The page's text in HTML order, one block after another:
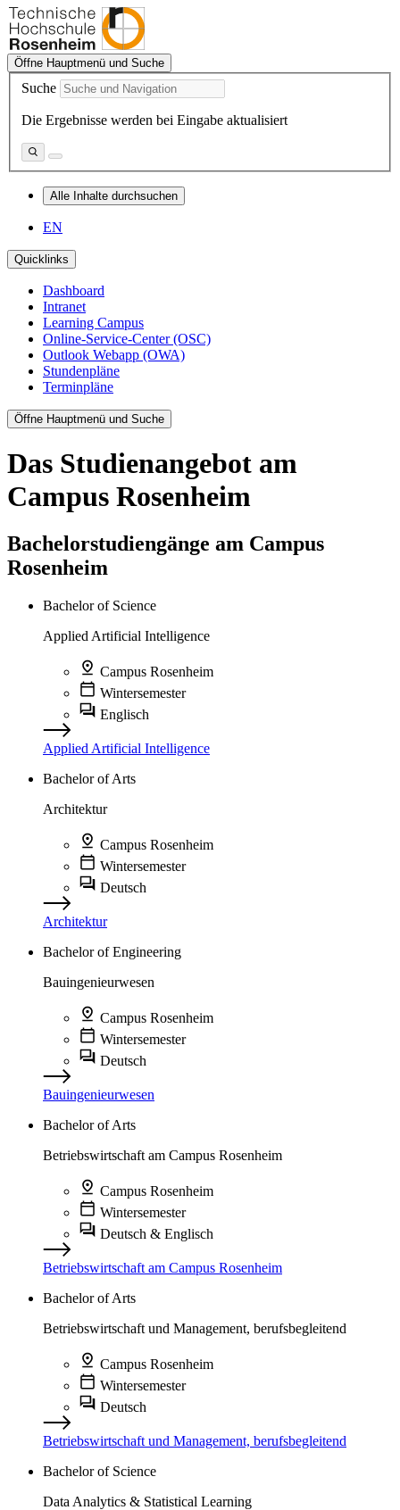
Öffne Hauptmenü und Suche
Suche
Die Ergebnisse werden bei Eingabe aktualisiert
Alle Inhalte durchsuchen
EN
Quicklinks
Dashboard
Intranet
Learning Campus
Online-Service-Center (OSC)
Outlook Webapp (OWA)
Stundenpläne
Terminpläne
Öffne Hauptmenü und Suche
Das Studienangebot am
Campus Rosenheim
Bachelorstudiengänge am Campus
Rosenheim
Bachelor of Science
Applied Artificial Intelligence
Campus Rosenheim
Wintersemester
Englisch
Applied Artificial Intelligence
Bachelor of Arts
Architektur
Campus Rosenheim
Wintersemester
Deutsch
Architektur
Bachelor of Engineering
Bauingenieurwesen
Campus Rosenheim
Wintersemester
Deutsch
Bauingenieurwesen
Bachelor of Arts
Betriebswirtschaft am Campus Rosenheim
Campus Rosenheim
Wintersemester
Deutsch & Englisch
Betriebswirtschaft am Campus Rosenheim
Bachelor of Arts
Betriebswirtschaft und Management, berufsbegleitend
Campus Rosenheim
Wintersemester
Deutsch
Betriebswirtschaft und Management, berufsbegleitend
Bachelor of Science
Data Analytics & Statistical Learning